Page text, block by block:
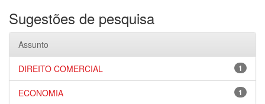
Sugestões de pesquisa
Assunto
1
DIREITO COMERCIAL
1
ECONOMIA